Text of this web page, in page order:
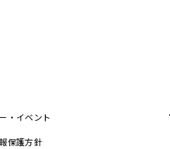
・イベント
保護方針